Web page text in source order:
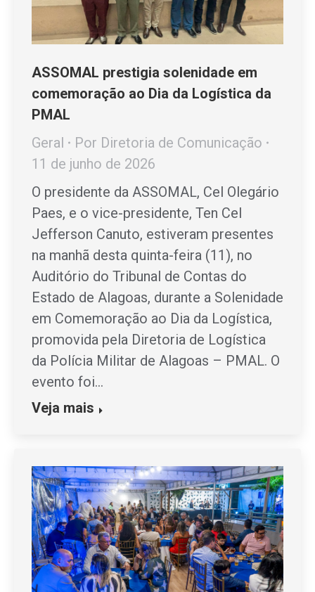
ASSOMAL prestigia solenidade em
comemoração ao Dia da Logística da
PMAL
Geral
Por Diretoria de Comunicação
11 de junho de 2026
O presidente da ASSOMAL, Cel Olegário
Paes, e o vice-presidente, Ten Cel
Jefferson Canuto, estiveram presentes
na manhã desta quinta-feira (11), no
Auditório do Tribunal de Contas do
Estado de Alagoas, durante a Solenidade
em Comemoração ao Dia da Logística,
promovida pela Diretoria de Logística
da Polícia Militar de Alagoas – PMAL. O
evento foi…
Veja mais